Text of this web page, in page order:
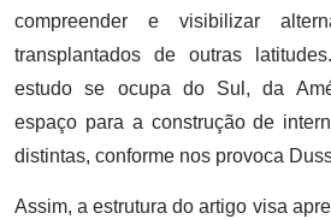
compreender e visibilizar
transplantados de outras
estudo se ocupa do Sul, da
espaço para a construção de
distintas, conforme nos provoca
Assim, a estrutura do artigo visa